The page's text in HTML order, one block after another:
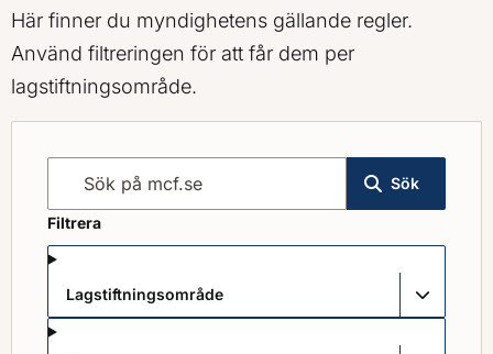
Här finner du myndighetens gällande regler.
Använd filtreringen för att får dem per
lagstiftningsområde.
Sök på mcf.se
Sök
Filtrera
Lagstiftningsområde